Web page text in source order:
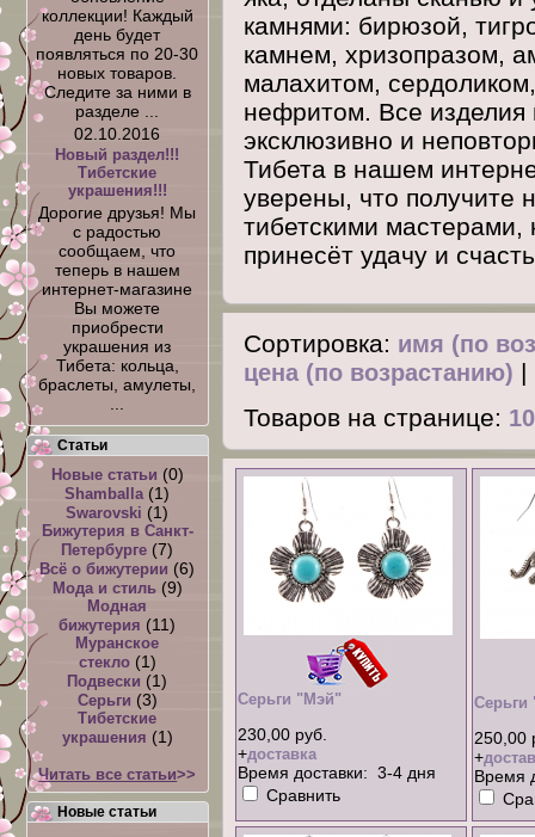
камнями: бирюзой,
камнем, хризопразом,
малахитом,
нефритом. Все
эксклюзивно и
Тибета в нашем
уверены, что получите
тибетскими мастерами,
принесёт удачу и
Сортировка: имя (по
цена (по возрастанию) |
Товаров на странице: 10
Серьги "Мэй"
230,00 руб.
+доставка
Время доставки: 3-4 дня
Сравнить
250,00
+
Время
коллекции! Каждый
день будет
появляться по 20-30
новых товаров.
Следите за ними в
разделе ...
02.10.2016
Новый раздел!!!
Тибетские
украшения!!!
Дорогие друзья! Мы
с радостью
сообщаем, что
теперь в нашем
интернет-магазине
Вы можете
приобрести
украшения из
Тибета: кольца,
браслеты, амулеты,
Статьи
Новые статьи (0)
Shamballa (1)
Swarovski (1)
Бижутерия в Санкт-
Петербурге (7)
Всё о бижутерии (6)
Мода и стиль(9)
Модная
бижутерия (11)
Муранское
стекло(1)
Подвески (1)
Серьги (3)
Тибетские
украшения (1)
Читать все статьи>>
Новые статьи